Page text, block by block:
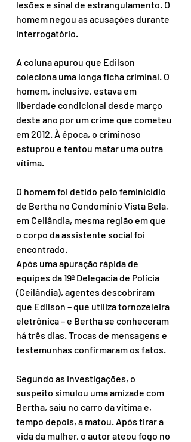
lesões e sinal de estrangulamento. O
homem negou as acusações durante
interrogatório.
A coluna apurou que Edilson
coleciona uma longa ficha criminal. O
homem, inclusive, estava em
liberdade condicional desde março
deste ano por um crime que cometeu
em 2012. À época, o criminoso
estuprou e tentou matar uma outra
vítima.
O homem foi detido pelo feminicidio
de Bertha no Condomínio Vista Bela,
em Ceilândia, mesma região em que
o corpo da assistente social foi
encontrado.
Após uma apuração rápida de
equipes da 19ª Delegacia de Polícia
(Ceilândia), agentes descobriram
que Edilson – que utiliza tornozeleira
eletrônica – e Bertha se conheceram
há três dias. Trocas de mensagens e
testemunhas confirmaram os fatos.
Segundo as investigações, o
suspeito simulou uma amizade com
Bertha, saiu no carro da vítima e,
tempo depois, a matou. Após tirar a
vida da mulher, o autor ateou fogo no